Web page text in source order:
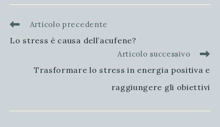
Leggi
articoli
Articolo precedente
Lo stress è causa dell’acufene?
Articolo successivo
Trasformare lo stress in energia positiva e
raggiungere gli obiettivi